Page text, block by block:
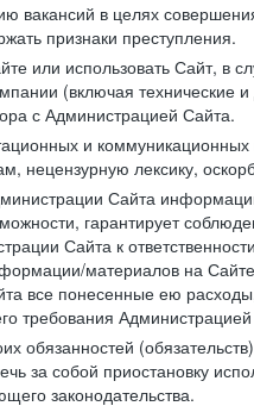
вакансий в целях
признаки преступления.
или использовать Сайт, в
(включая технические
с Администрацией Сайта.
и
лексику,
Сайта
гарантирует
Сайта к
материалов на
все понесенные ею
требования
обязанностей
за собой приостановку
законодательства.